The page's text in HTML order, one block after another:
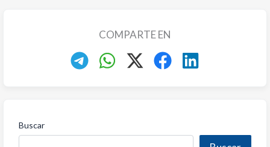
COMPARTE EN
Buscar